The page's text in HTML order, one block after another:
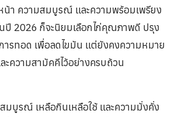
น้า ความสมบูรณ์ และความพร้อมเพรียง
ปี 2026 ก็จะนิยมเลือกไก่คุณภาพดี ปรุง
รทอด เพื่อลดไขมัน แต่ยังคงความหมาย
ะความสามัคคีไว้อย่างครบถ้วน
บูรณ์ เหลือกินเหลือใช้ และความมั่งคั่ง